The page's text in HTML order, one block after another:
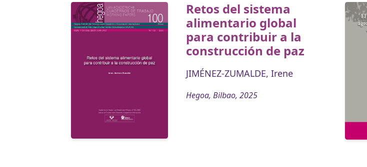
Retos del sistema
alimentario global
para contribuir a la
construcción de paz
JIMÉNEZ-ZUMALDE, Irene
Hegoa, Bilbao, 2025